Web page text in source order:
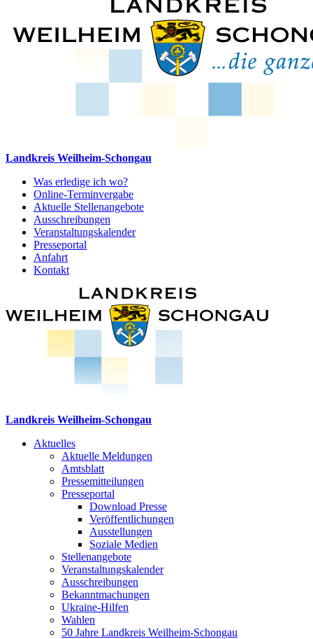
Landkreis Weilheim-Schongau
Was erledige ich wo?
Online-Terminvergabe
Aktuelle Stellenangebote
Ausschreibungen
Veranstaltungskalender
Presseportal
Anfahrt
Kontakt
Landkreis Weilheim-Schongau
Aktuelles
Aktuelle Meldungen
Amtsblatt
Pressemitteilungen
Presseportal
Download Presse
Veröffentlichungen
Ausstellungen
Soziale Medien
Stellenangebote
Veranstaltungskalender
Ausschreibungen
Bekanntmachungen
Ukraine-Hilfen
Wahlen
50 Jahre Landkreis Weilheim-Schongau